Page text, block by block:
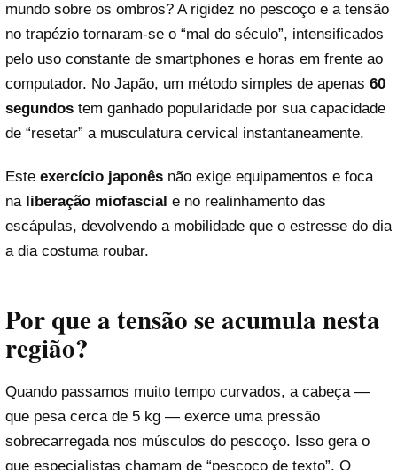
mundo sobre os ombros? A rigidez no pescoço e a tensão
no trapézio tornaram-se o “mal do século”, intensificados
pelo uso constante de smartphones e horas em frente ao
computador. No Japão, um método simples de apenas 60
segundos tem ganhado popularidade por sua capacidade
de “resetar” a musculatura cervical instantaneamente.
Este exercício japonês não exige equipamentos e foca
na liberação miofascial e no realinhamento das
escápulas, devolvendo a mobilidade que o estresse do dia
a dia costuma roubar.
Por que a tensão se acumula nesta
região?
Quando passamos muito tempo curvados, a cabeça —
que pesa cerca de 5 kg — exerce uma pressão
sobrecarregada nos músculos do pescoço. Isso gera o
que especialistas chamam de “pescoço de texto”. O